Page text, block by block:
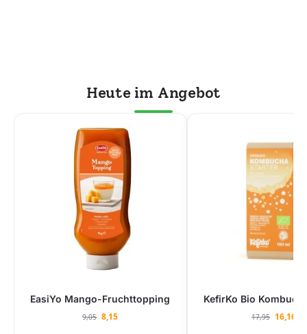
Heute im Angebot
EasiYo Mango-Fruchttopping
9,05 8,15
KefirKo Bio
17,95 16,16